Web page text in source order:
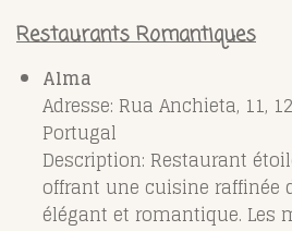
Restaurants Romantiques
Alma
Adresse: Rua Anchieta, 11,
Portugal
Description: Restaurant
offrant une cuisine raffinée
élégant et romantique. Les